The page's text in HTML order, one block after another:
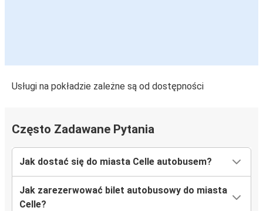
Usługi na pokładzie zależne są od dostępności
Często Zadawane Pytania
Jak dostać się do miasta Celle autobusem?
Jak zarezerwować bilet autobusowy do miasta
Celle?